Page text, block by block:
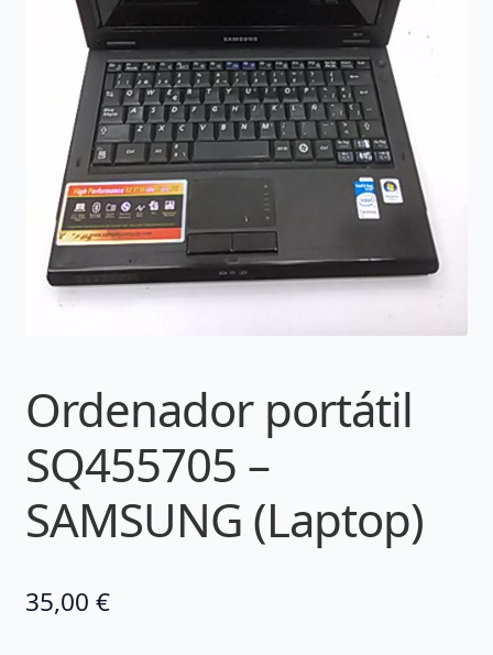
Ordenador portátil
SQ455705 –
SAMSUNG (Laptop)
35,00 €